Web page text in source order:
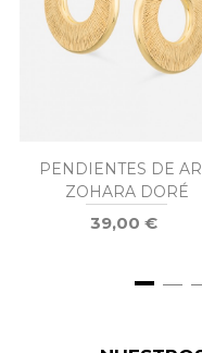
PENDIENTES DE
ZOHARA DORÉ
39,00 €